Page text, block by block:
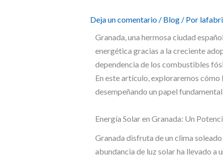
Deja un comentario / Blog/ Por
Granada, una hermosa ciudad
energética gracias a la creciente
dependencia de los combustibles
En este artículo, exploraremos
desempeñando un papel
Energía Solar en Granada: Un
Granada disfruta de un clima
abundancia de luz solar ha llevado a